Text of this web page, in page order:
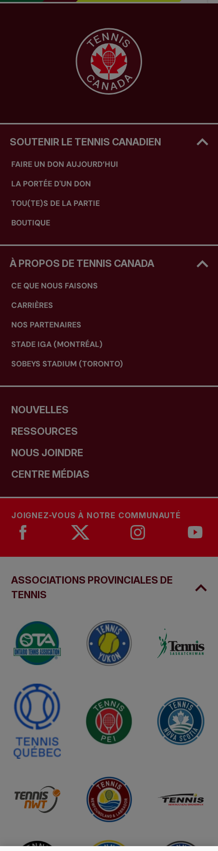
SOUTENIR LE TENNIS CANADIEN
FAIRE UN DON AUJOURD’HUI
LA PORTÉE D'UN DON
TOU(TE)S DE LA PARTIE
BOUTIQUE
À PROPOS DE TENNIS CANADA
CE QUE NOUS FAISONS
CARRIÈRES
NOS PARTENAIRES
STADE IGA (MONTRÉAL)
SOBEYS STADIUM (TORONTO)
NOUVELLES
RESSOURCES
NOUS JOINDRE
CENTRE MÉDIAS
JOIGNEZ-VOUS À NOTRE COMMUNAUTÉ
ASSOCIATIONS PROVINCIALES DE
TENNIS